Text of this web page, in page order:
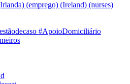
(emprego) (Ireland) (nurses)
#ApoioDomiciliário